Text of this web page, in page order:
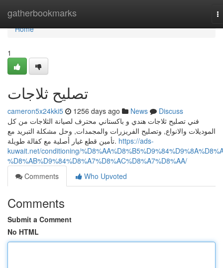
gatherbookmarks
Home
Home
1
تصليح ثلاجات
cameron5x24kki5 1256 days ago News
Discuss
فني تصليح ثلاجات هندي و باكستاني محترف لصيانة الثلاجات من كل
الموديلات والانواع, وتصليح الفريزرات والمجمدات, وحل مشكلة التبريد مع
تأمين قطع غيار أصلية مع كفالة طويلة. https://ads-
kuwait.net/conditioning/
%D8%AB%D9%84%D8%A7%D8%AC%D8%A7%D8%AA/
Comments
Who Upvoted
Comments
Submit a Comment
No HTML